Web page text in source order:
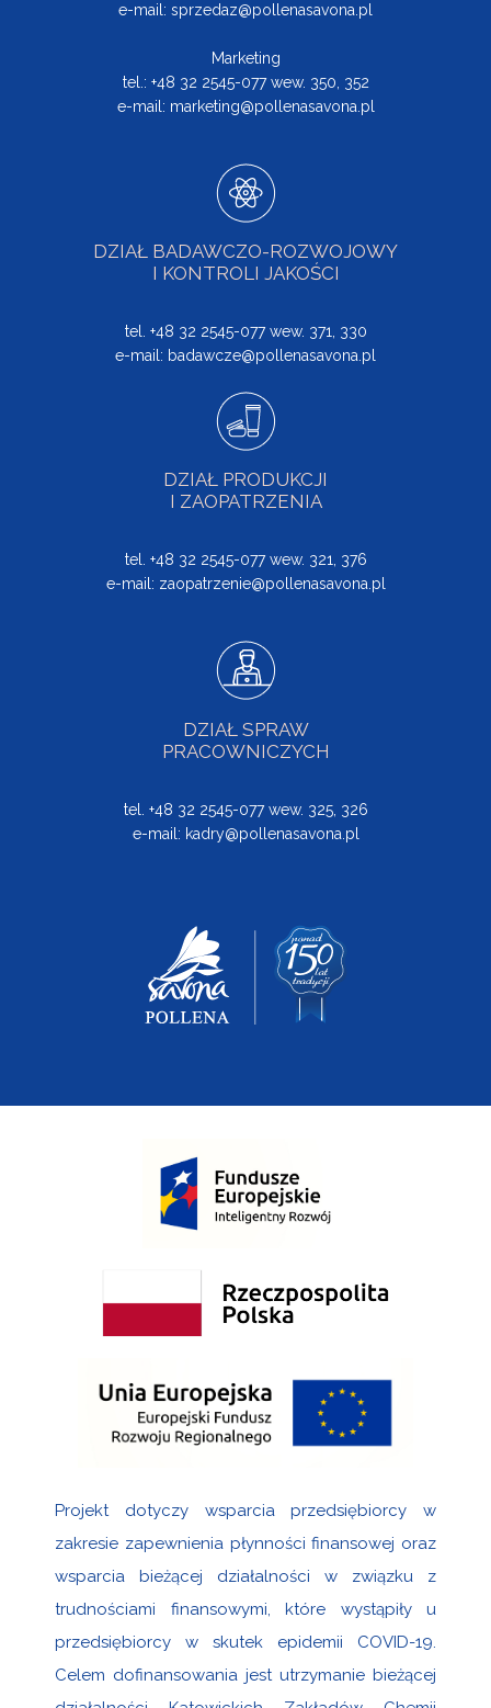
e-mail: sprzedaz@pollenasavona.pl
Marketing
tel.: +48 32 2545-077 wew. 350, 352
e-mail: marketing@pollenasavona.pl
DZIAŁ BADAWCZO-ROZWOJOWY
I KONTROLI JAKOŚCI
tel. +48 32 2545-077 wew. 371, 330
e-mail: badawcze@pollenasavona.pl
DZIAŁ PRODUKCJI
I ZAOPATRZENIA
tel. +48 32 2545-077 wew. 321, 376
e-mail: zaopatrzenie@pollenasavona.pl
DZIAŁ SPRAW
PRACOWNICZYCH
tel. +48 32 2545-077 wew. 325, 326
e-mail: kadry@pollenasavona.pl
Projekt dotyczy wsparcia przedsiębiorcy w
zakresie zapewnienia płynności finansowej oraz
wsparcia bieżącej działalności w związku z
trudnościami finansowymi, które wystąpiły u
przedsiębiorcy w skutek epidemii COVID-19.
Celem dofinansowania jest utrzymanie bieżącej